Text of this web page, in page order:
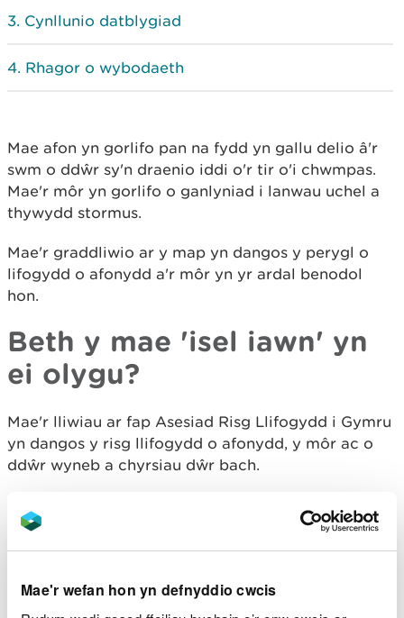
Mae'r wefan hon yn defnyddio cwcis
Cynllunio datblygiad
Rhagor o wybodaeth
Mae afon yn gorlifo pan na fydd yn gallu delio â'r
swm o ddŵr sy'n draenio iddi o'r tir o'i chwmpas.
Mae'r môr yn gorlifo o ganlyniad i lanwau uchel a
thywydd stormus.
Mae'r graddliwio ar y map yn dangos y perygl o
lifogydd o afonydd a'r môr yn yr ardal benodol
hon.
Beth y mae 'isel iawn' yn
ei olygu?
Mae'r lliwiau ar fap Asesiad Risg Llifogydd i Gymru
yn dangos y risg llifogydd o afonydd, y môr ac o
ddŵr wyneb a chyrsiau dŵr bach.
hystyried yn risg isel iawn o lifogydd.
blwyddyn, siawns o lai nag 1 ym mhob 1000 (0.1%)